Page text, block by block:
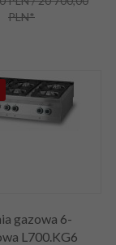
PLN*
gazowa 6-
L700.KG6